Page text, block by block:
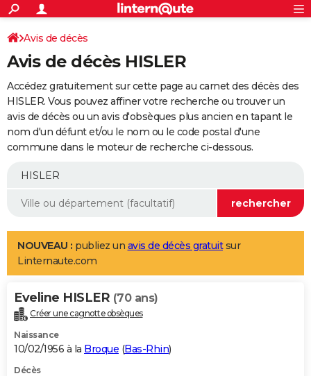
ACTUALITÉS
Politique
Société
Faits Divers
Education
Monde
Villes
+
SPORT
Coupe du monde 2026
Football
Tennis
Cyclisme
Rugby
Forum
Programme TV
TNT
Streaming
Cinéma
Sorties cinéma
Musique
+
FINANCE
Retraite
Epargne
Immobilier
Risques naturels par ville
Banque
Assurance
AUTO
Essais
Réserver un essai
Citadines
Berlines
SUV
Forum auto
+
Mobiles
Meilleur smartphone
Internet
Ordinateurs
Jeux vidéo
Guide high-tech
Aménagement intérieur
LIFESTYLE
Art de vivre
Bien-être
Loisirs
Mode
Modes de vie
Alimentation
Guide de la santé
Maladies
Médicaments
Sommeil
VOYAGE
Destinations
City break
Voyage nature
Voyage de noces
Forum
Climat
+PHOTO
GUIDES D'ACHAT
Avis de décès
Avis de décès HISLER
Accédez gratuitement sur cette page au carnet des décès des
HISLER. Vous pouvez affiner votre recherche ou trouver un
avis de décès ou un avis d'obsèques plus ancien en tapant le
nom d'un défunt et/ou le nom ou le code postal d'une
commune dans le moteur de recherche ci-dessous.
NOUVEAU : publiez un avis de décès gratuitsur
Linternaute.com
Eveline HISLER (70 ans)
Créer une cagnotte obsèques
Naissance
10/02/1956 à la Broque (Bas-Rhin)
Décès